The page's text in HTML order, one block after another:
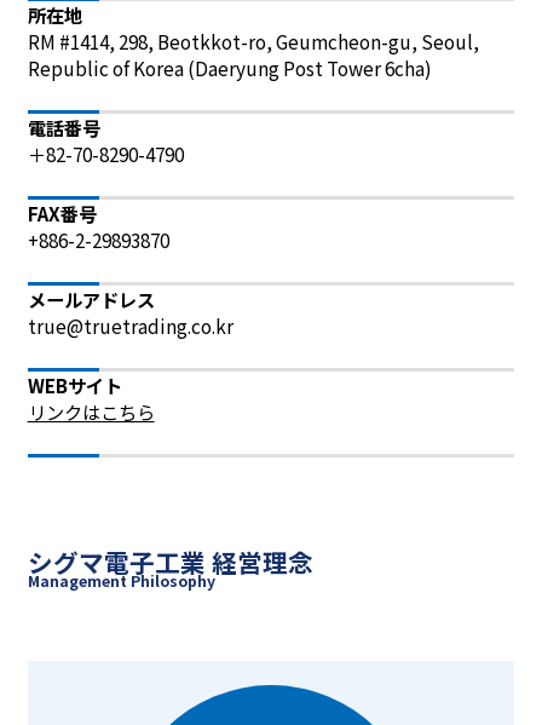
所在地
RM #1414, 298, Beotkkot-ro, Geumcheon-gu, Seoul,
Republic of Korea (Daeryung Post Tower 6cha)
電話番号
＋82-70-8290-4790
FAX番号
+886-2-29893870
メールアドレス
true@truetrading.co.kr
WEBサイト
リンクはこちら
シグマ電子工業 経営理念
Management Philosophy